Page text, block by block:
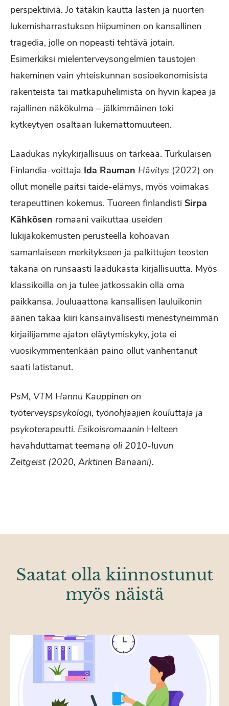
perspektiiviä. Jo tätäkin kautta lasten ja nuorten
lukemisharrastuksen hiipuminen on kansallinen
tragedia, jolle on nopeasti tehtävä jotain.
Esimerkiksi mielenterveysongelmien taustojen
hakeminen vain yhteiskunnan sosioekonomisista
rakenteista tai matkapuhelimista on hyvin kapea ja
rajallinen näkökulma – jälkimmäinen toki
kytkeytyen osaltaan lukemattomuuteen.
Laadukas nykykirjallisuus on tärkeää. Turkulaisen
Finlandia-voittaja Ida Rauman Hävitys (2022) on
ollut monelle paitsi taide-elämys, myös voimakas
terapeuttinen kokemus. Tuoreen finlandisti Sirpa
Kähkösen romaani vaikuttaa useiden
lukijakokemusten perusteella kohoavan
samanlaiseen merkitykseen ja palkittujen teosten
takana on runsaasti laadukasta kirjallisuutta. Myös
klassikoilla on ja tulee jatkossakin olla oma
paikkansa. Jouluaattona kansallisen lauluikonin
äänen takaa kiiri kansainvälisesti menestyneimmän
kirjailijamme ajaton eläytymiskyky, jota ei
vuosikymmentenkään paino ollut vanhentanut
saati latistanut.
PsM, VTM Hannu Kauppinen on
työterveyspsykologi, työnohjaajien kouluttaja ja
psykoterapeutti. Esikoisromaanin Helteen
havahduttamat teemana oli 2010-luvun
Zeitgeist (2020, Arktinen Banaani).
Saatat olla kiinnostunut
myös näistä